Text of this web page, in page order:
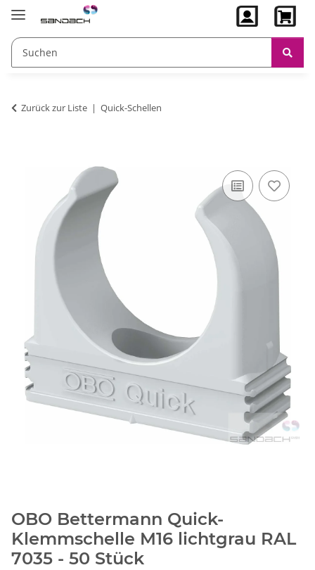
Zurück zur Liste Quick-Schellen
OBO Bettermann Quick-
Klemmschelle M16 lichtgrau RAL
7035 - 50 Stück